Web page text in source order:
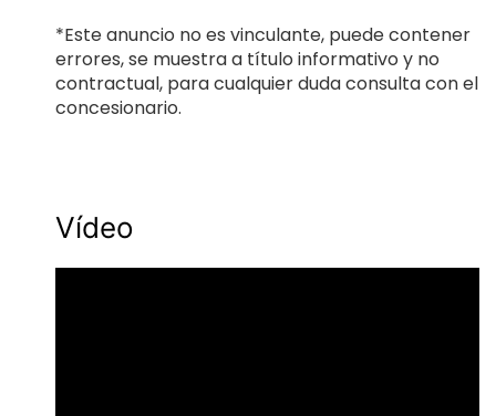
*Este anuncio no es vinculante, puede contener
errores, se muestra a título informativo y no
contractual, para cualquier duda consulta con el
concesionario.
Vídeo